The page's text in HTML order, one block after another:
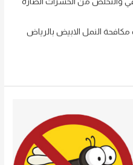
النمل الابيض بالرياض